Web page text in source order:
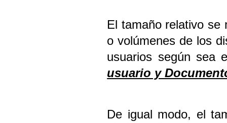
El tamaño relativo se
o volúmenes de los
usuarios según sea
usuario y
De igual modo, el